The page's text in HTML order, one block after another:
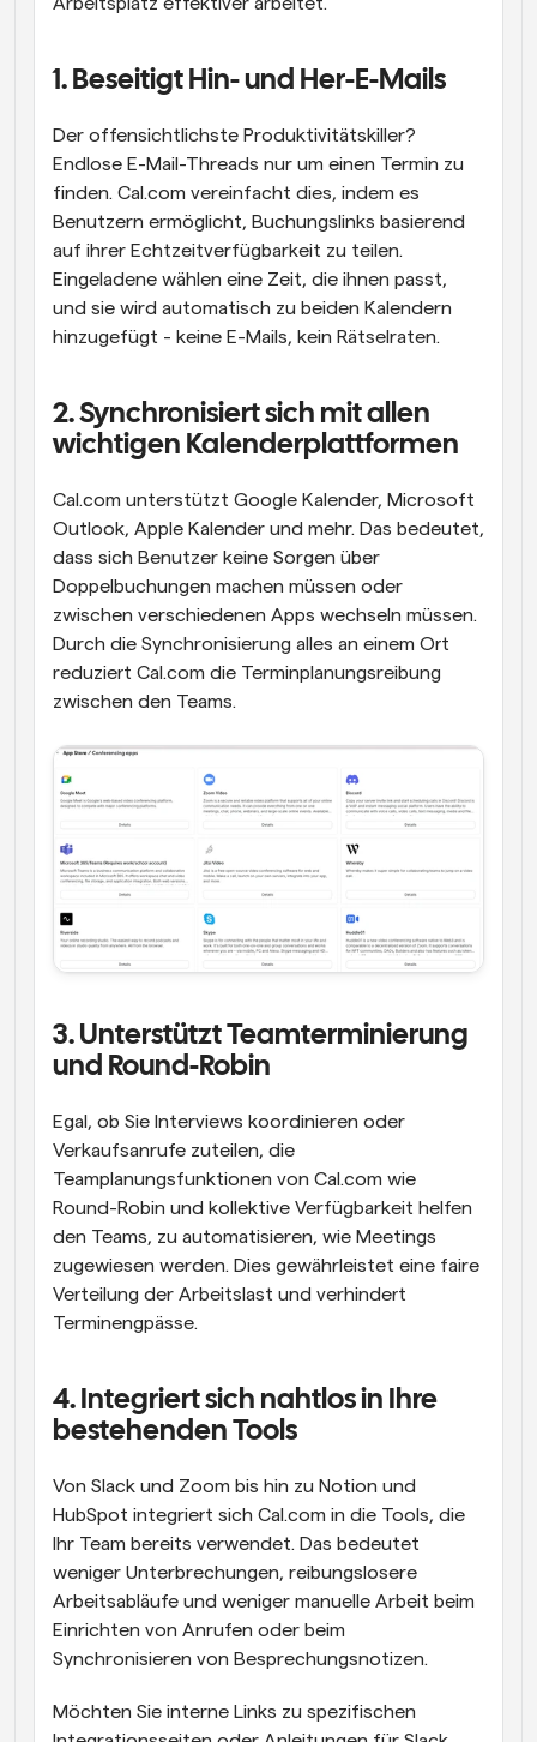
1. Beseitigt Hin- und Her-E-Mails
Der offensichtlichste Produktivitätskiller?
Endlose E-Mail-Threads nur um einen Termin zu
finden. Cal.com vereinfacht dies, indem es
Benutzern ermöglicht, Buchungslinks basierend
auf ihrer Echtzeitverfügbarkeit zu teilen.
Eingeladene wählen eine Zeit, die ihnen passt,
und sie wird automatisch zu beiden Kalendern
hinzugefügt - keine E-Mails, kein Rätselraten.
2. Synchronisiert sich mit allen
wichtigen Kalenderplattformen
Cal.com unterstützt Google Kalender, Microsoft
Outlook, Apple Kalender und mehr. Das bedeutet,
dass sich Benutzer keine Sorgen über
Doppelbuchungen machen müssen oder
zwischen verschiedenen Apps wechseln müssen.
Durch die Synchronisierung alles an einem Ort
reduziert Cal.com die Terminplanungsreibung
zwischen den Teams.
3. Unterstützt Teamterminierung
und Round-Robin
Egal, ob Sie Interviews koordinieren oder
Verkaufsanrufe zuteilen, die
Teamplanungsfunktionen von Cal.com wie
Round-Robin und kollektive Verfügbarkeit helfen
den Teams, zu automatisieren, wie Meetings
zugewiesen werden. Dies gewährleistet eine faire
Verteilung der Arbeitslast und verhindert
Terminengpässe.
4. Integriert sich nahtlos in Ihre
bestehenden Tools
Von Slack und Zoom bis hin zu Notion und
HubSpot integriert sich Cal.com in die Tools, die
Ihr Team bereits verwendet. Das bedeutet
weniger Unterbrechungen, reibungslosere
Arbeitsabläufe und weniger manuelle Arbeit beim
Einrichten von Anrufen oder beim
Synchronisieren von Besprechungsnotizen.
Möchten Sie interne Links zu spezifischen